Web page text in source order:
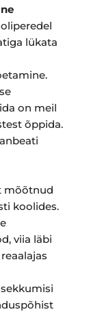
lükata
on meil
õppida.
mõõtnud
koolides.
viia läbi